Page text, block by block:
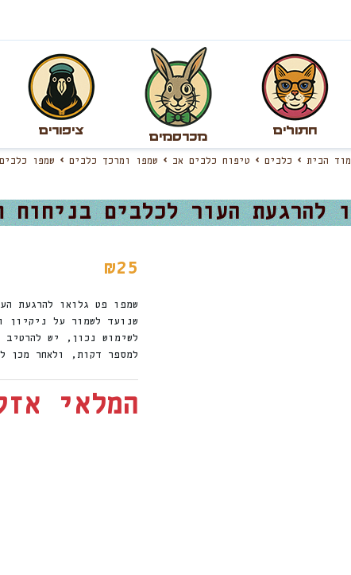
חתולים
מכרסמים
ציפורים
עמוד הבית כלבים טיפוח כלבים אב שמפו ומרכך כלבים שמפו כלבים
₪25
שמפו פט גלואו להרגעת
שנועד לשמור על ניקיון
לשימוש נכון, יש
למספר דקות, ולאחר מכן
המלאי